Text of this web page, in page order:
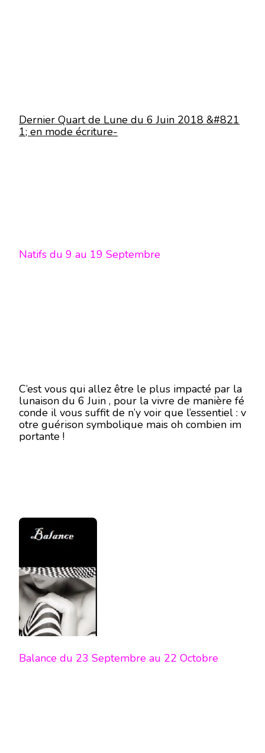
Dernier Quart de Lune du 6 Juin 2018 &#821
1; en mode écriture-
Natifs du 9 au 19 Septembre
C’est vous qui allez être le plus impacté par la
lunaison du 6 Juin , pour la vivre de manière fé
conde il vous suffit de n’y voir que l’essentiel : v
otre guérison symbolique mais oh combien im
portante !
Balance du 23 Septembre au 22 Octobre